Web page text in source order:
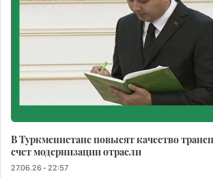
В Туркменистане повысят качество
счет модернизации отрасли
27.06.26 - 22:57